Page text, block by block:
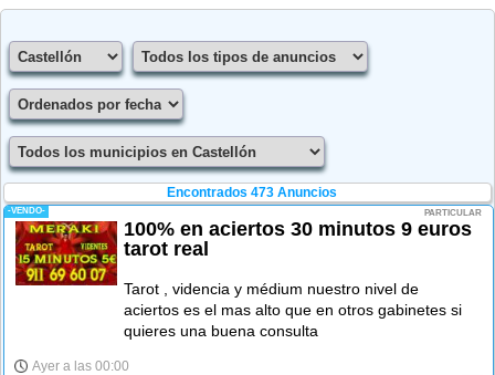
Encontrados 473 Anuncios
-VENDO- PARTICULAR
100% en aciertos 30 minutos 9 euros
tarot real
Tarot , videncia y médium nuestro nivel de
aciertos es el mas alto que en otros gabinetes si
quieres una buena consulta
Ayer a las 00:00